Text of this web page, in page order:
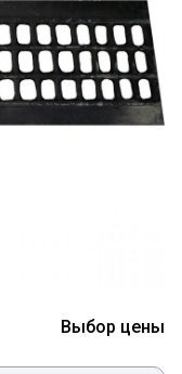
Выбор цены